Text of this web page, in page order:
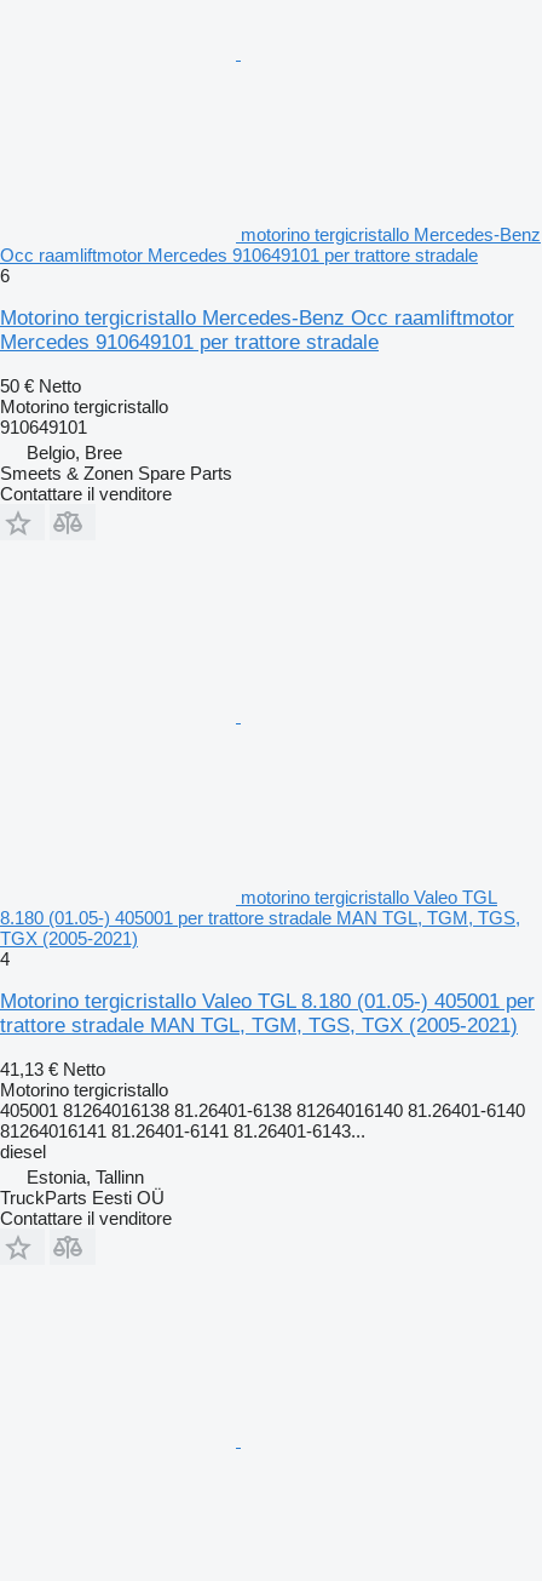
motorino tergicristallo Mercedes-Benz
Occ raamliftmotor Mercedes 910649101 per trattore stradale
6
Motorino tergicristallo Mercedes-Benz Occ raamliftmotor
Mercedes 910649101 per trattore stradale
50 € Netto
Motorino tergicristallo
910649101
Belgio, Bree
Smeets & Zonen Spare Parts
Contattare il venditore
motorino tergicristallo Valeo TGL
8.180 (01.05-) 405001 per trattore stradale MAN TGL, TGM, TGS,
TGX (2005-2021)
4
Motorino tergicristallo Valeo TGL 8.180 (01.05-) 405001 per
trattore stradale MAN TGL, TGM, TGS, TGX (2005-2021)
41,13 € Netto
Motorino tergicristallo
405001 81264016138 81.26401-6138 81264016140 81.26401-6140
81264016141 81.26401-6141 81.26401-6143...
diesel
Estonia, Tallinn
TruckParts Eesti OÜ
Contattare il venditore